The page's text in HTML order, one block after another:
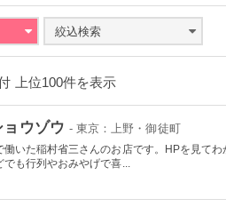
絞込検索
上位100件を表示
ウゾウ - 東京：上野・御徒町
いた稲村省三さんのお店です。HPを見て
も行列やおみやげで喜...